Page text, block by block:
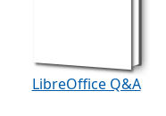
LibreOffice Q&A